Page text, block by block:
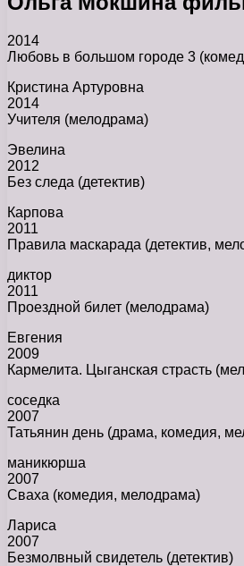
2014
Любовь в большом городе 3
Кристина Артуровна
2014
Учителя (мелодрама)
Эвелина
2012
Без следа (детектив)
Карпова
2011
Правила маскарада (детектив,
диктор
2011
Проездной билет (мелодрама)
Евгения
2009
Кармелита. Цыганская страсть
соседка
2007
Татьянин день (драма, комедия,
маникюрша
2007
Сваха (комедия, мелодрама)
Лариса
2007
Безмолвный свидетель (детектив)